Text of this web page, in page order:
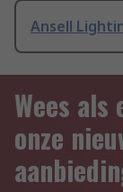
Ansell
Wees
onze